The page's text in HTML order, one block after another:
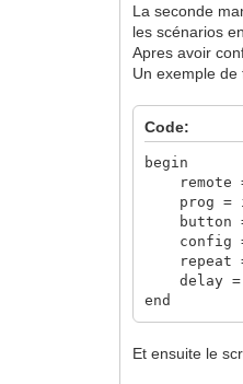
La seconde
les scénarios
Apres avoir
Un exemple de
Code:
begin
remote
prog =
button
config = /
repeat
delay =
end
Et ensuite le